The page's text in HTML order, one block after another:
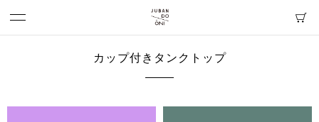
カップ付きタンクトップ